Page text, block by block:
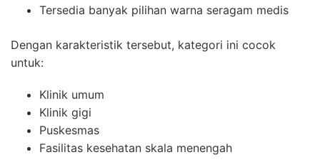
Tersedia banyak pilihan warna seragam medis
Dengan karakteristik tersebut, kategori ini cocok
untuk:
Klinik umum
Klinik gigi
Puskesmas
Fasilitas kesehatan skala menengah